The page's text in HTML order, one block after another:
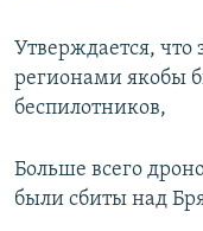
ELIFBE
Все сайты RFE/RL
Утверждается, что
регионами якобы
беспилотников,
Больше всего
были сбиты над